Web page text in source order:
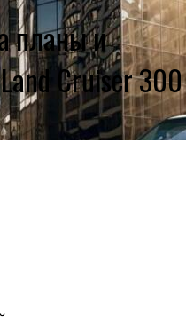
планы и
Cruiser 300